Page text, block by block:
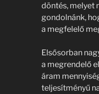
döntés, melyet
gondolnánk,
a megfelelő
Elsősorban
a megrendelő
áram
teljesítményű